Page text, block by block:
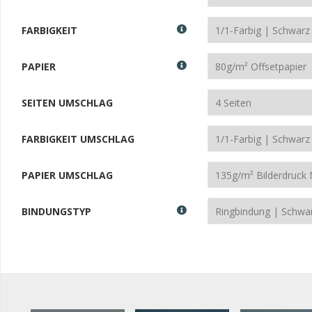
FARBIGKEIT
PAPIER
SEITEN UMSCHLAG
FARBIGKEIT UMSCHLAG
PAPIER UMSCHLAG
BINDUNGSTYP